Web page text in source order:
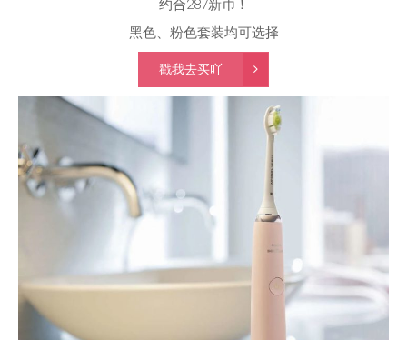
约合287新币！
黑色、粉色套装均可选择
戳我去买吖